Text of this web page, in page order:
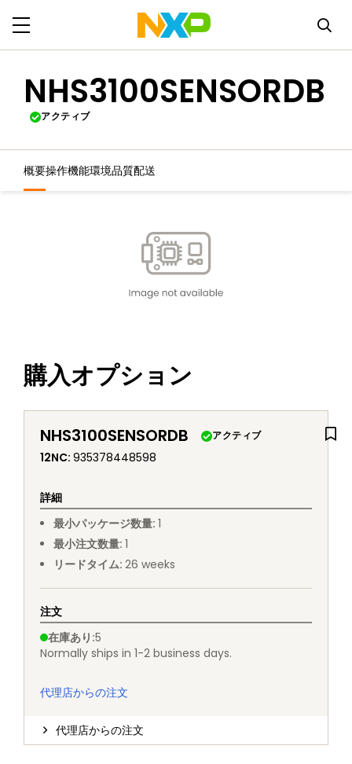
NHS3100SENSORDB
アクティブ
概要操作機能環境品質配送
購入オプション
NHS3100SENSORDB アクティブ
12NC: 935378448598
詳細
最小パッケージ数量: 1
最小注文数量: 1
リードタイム: 26 weeks
注文
在庫あり :5
Normally ships in 1-2 business days.
代理店からの注文
代理店からの注文